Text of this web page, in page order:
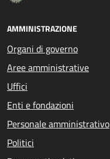
AMMINISTRAZIONE
Organi di governo
Aree amministrative
Uffici
Enti e fondazioni
Personale amministrativo
Politici